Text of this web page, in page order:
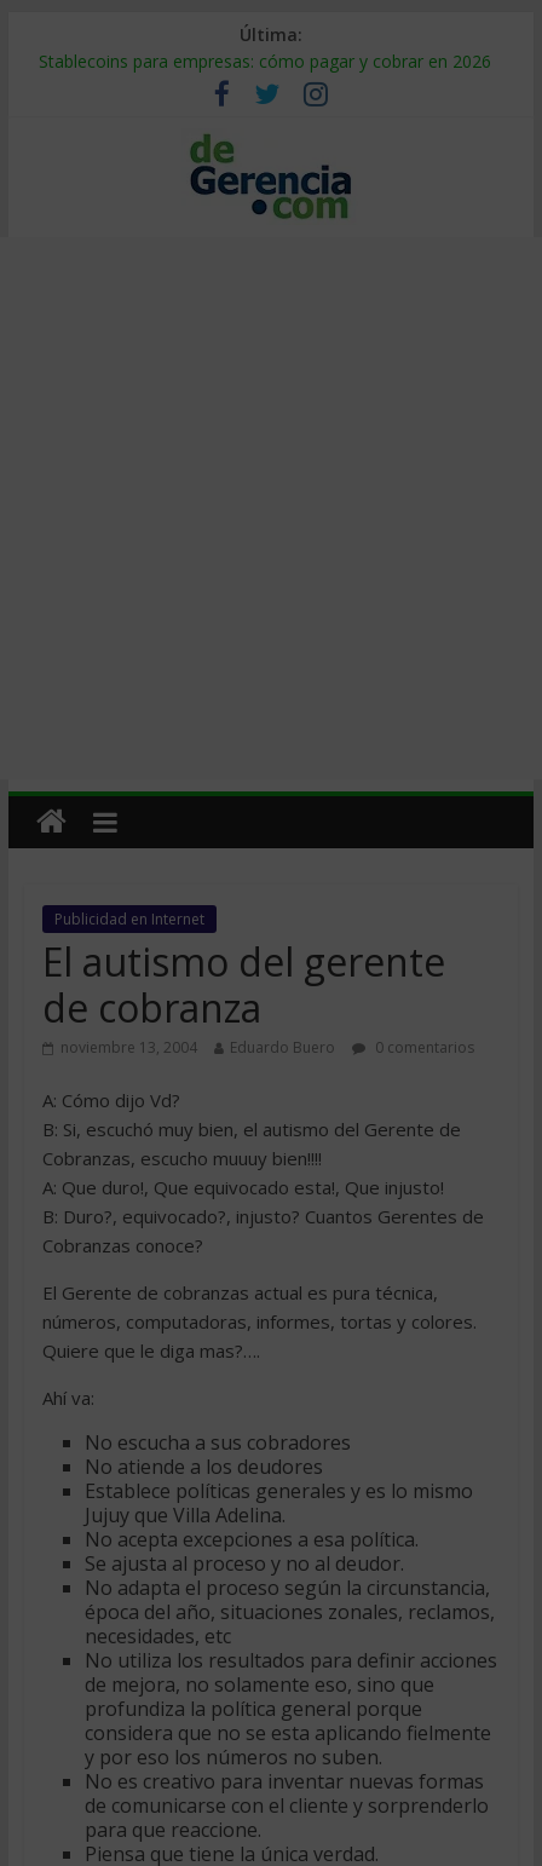
Última:
Stablecoins para empresas: cómo pagar y cobrar en 2026
Despido silencioso: qué es y por qué sale tan caro
IA en selección de personal: cómo auditarla a tiempo
Trabajo forzoso en la cadena de suministro: qué hacer
Mercado hispano de EE. UU.: cómo segmentarlo y venderle
Publicidad en Internet
El autismo del gerente
de cobranza
noviembre 13, 2004 Eduardo Buero 0 comentarios
A: Cómo dijo Vd?
B: Si, escuchó muy bien, el autismo del Gerente de
Cobranzas, escucho muuuy bien!!!!
A: Que duro!, Que equivocado esta!, Que injusto!
B: Duro?, equivocado?, injusto? Cuantos Gerentes de
Cobranzas conoce?
El Gerente de cobranzas actual es pura técnica,
números, computadoras, informes, tortas y colores.
Quiere que le diga mas?….
Ahí va:
No escucha a sus cobradores
No atiende a los deudores
Establece políticas generales y es lo mismo
Jujuy que Villa Adelina.
No acepta excepciones a esa política.
Se ajusta al proceso y no al deudor.
No adapta el proceso según la circunstancia,
época del año, situaciones zonales, reclamos,
necesidades, etc
No utiliza los resultados para definir acciones
de mejora, no solamente eso, sino que
profundiza la política general porque
considera que no se esta aplicando fielmente
y por eso los números no suben.
No es creativo para inventar nuevas formas
de comunicarse con el cliente y sorprenderlo
para que reaccione.
Piensa que tiene la única verdad.